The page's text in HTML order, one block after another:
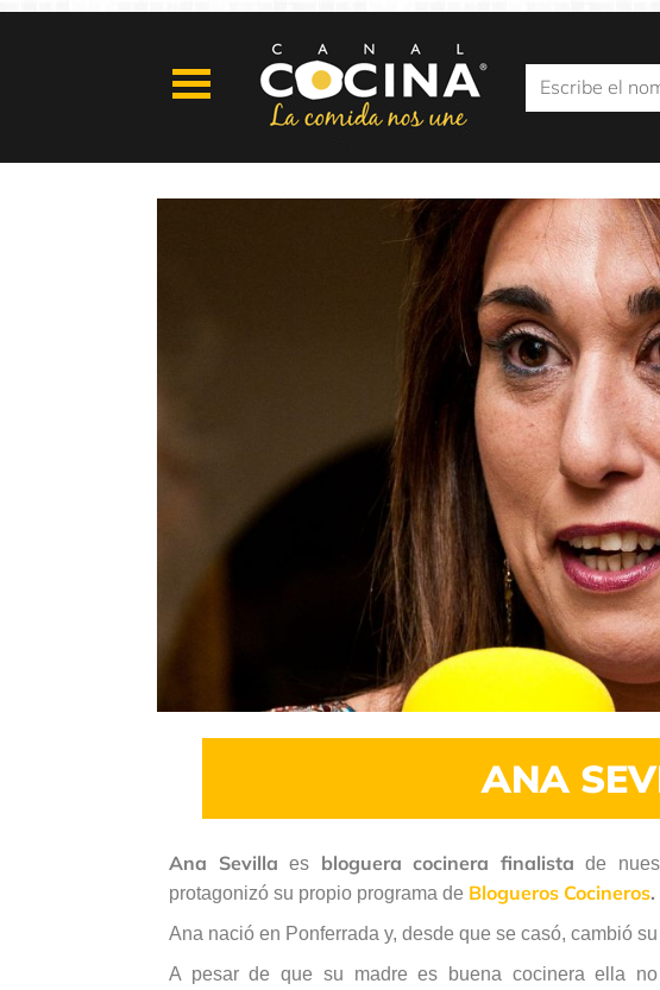
ANA
Ana Sevillaes bloguera cocinera finalista de
protagonizó su propio programa de Blogueros Cocineros.
Ana nació en Ponferrada y, desde que se casó, cambió
A pesar de que su madre es buena cocinera ella